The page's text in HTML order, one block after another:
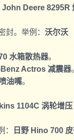
John Deere 8295R
封。举例： 沃尔沃
水箱散热器。
Actros 减震器
油嘴。
1104C 涡轮增压
：
日野 Hino 700